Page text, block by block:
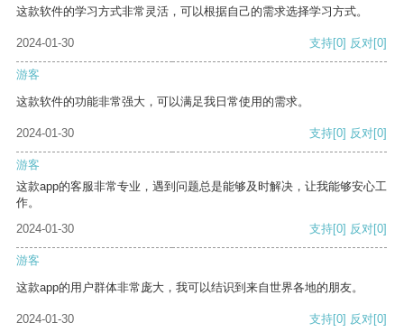
这款软件的学习方式非常灵活，可以根据自己的需求选择学习方式。
2024-01-30 支持[0] 反对[0]
游客
这款软件的功能非常强大，可以满足我日常使用的需求。
2024-01-30 支持[0] 反对[0]
游客
这款app的客服非常专业，遇到问题总是能够及时解决，让我能够安心工
作。
2024-01-30
支持[0] 反对[0]
游客
这款app的用户群体非常庞大，我可以结识到来自世界各地的朋友。
2024-01-30 支持[0] 反对[0]